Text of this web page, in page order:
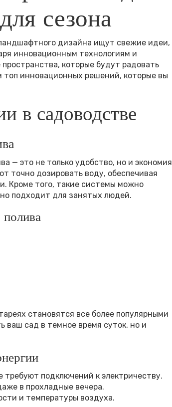
сезона
дизайна ищут свежие идеи,
инновационным технологиям и
которые будут радовать
топ инновационных решений, которые вы
в садоводстве
— это не только удобство, но и экономия
точно дозировать воду, обеспечивая
Кроме того, такие системы можно
подходит для занятых людей.
становятся все более популярными
ваш сад в темное время суток, но и
подключений к электричеству.
в прохладные вечера.
и температуры воздуха.